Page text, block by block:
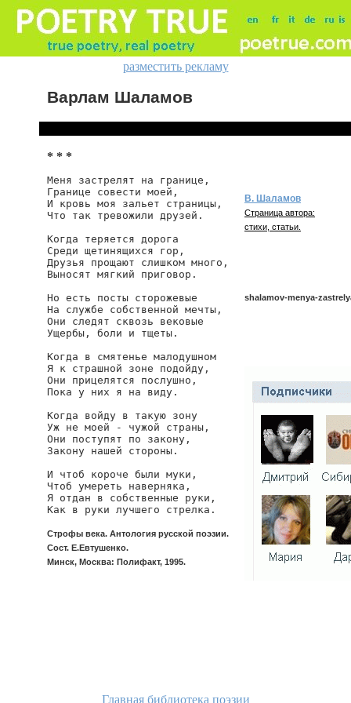
разместить рекламу
Варлам Шаламов
* * *
Меня застрелят на границе,
Границе совести моей,
И кровь моя зальет страницы,
Что так тревожили друзей.
Когда теряется дорога
Среди щетинящихся гор,
Друзья прощают слишком много,
Выносят мягкий приговор.
Но есть посты сторожевые
На службе собственной мечты,
Они следят сквозь вековые
Ущербы, боли и тщеты.
Когда в смятенье малодушном
Я к страшной зоне подойду,
Они прицелятся послушно,
Пока у них я на виду.
Когда войду в такую зону
Уж не моей - чужой страны,
Они поступят по закону,
Закону нашей стороны.
И чтоб короче были муки,
Чтоб умереть наверняка,
Я отдан в собственные руки,
Как в руки лучшего стрелка.
Строфы века. Антология русской поэзии.
Сост. Е.Евтушенко.
Минск, Москва: Полифакт, 1995.
В. Шаламов
Страница автора:
стихи, статьи.
shalamov-menya-
Главная библиотека поэзии